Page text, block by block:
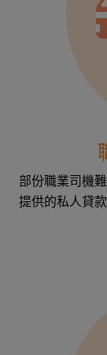
部份職業司機
提供的私人貸